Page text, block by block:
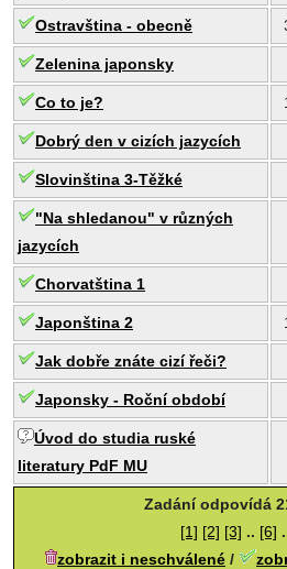
Ostravština - obecně
Zelenina japonsky
Co to je?
Dobrý den v cizích jazycích
Slovinština 3-Těžké
"Na shledanou" v různých
jazycích
Chorvatština 1
Japonština 2
Jak dobře znáte cizí řeči?
Japonsky - Roční období
Úvod do studia ruské
literatury PdF MU
Zadání odpovídá
[1] [2] [3] .. [6]
zobrazit i neschválené /